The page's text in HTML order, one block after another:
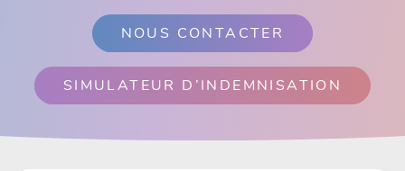
NOUS CONTACTER
SIMULATEUR D’INDEMNISATION